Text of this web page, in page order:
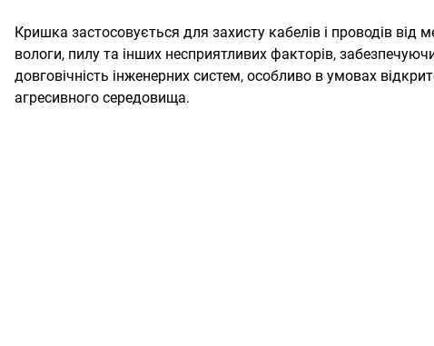
Кришка застосовується для захисту кабелів і проводів від
вологи, пилу та інших несприятливих факторів,
довговічність інженерних систем, особливо в умовах
агресивного середовища.